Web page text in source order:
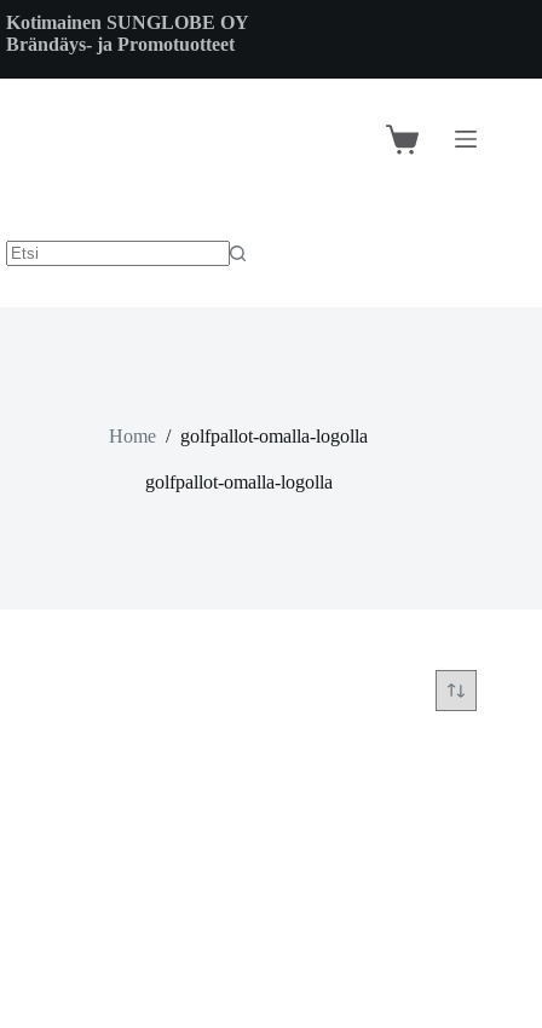
to
content
Kotimainen SUNGLOBE OY
Brändäys- ja Promotuotteet
Shopping
Home / golfpallot-omalla-logolla
golfpallot-omalla-logolla